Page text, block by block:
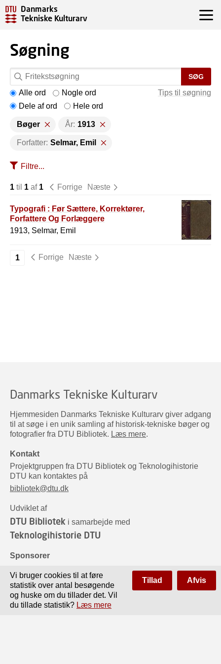
Danmarks
Tekniske Kulturarv
Søgning
SØG
Tips til søgning
Alle ord
Nogle ord
Dele af ord
Hele ord
Bøger År: 1913
Forfatter: Selmar, Emil
Filtre...
1 til 1 af 1 Forrige Næste
Typografi : Før Sættere, Korrektører,
Forfattere Og Forlæggere
1913, Selmar, Emil
1 Forrige Næste
Danmarks Tekniske Kulturarv
Hjemmesiden Danmarks Tekniske Kulturarv giver adgang
til at søge i en unik samling af historisk-tekniske bøger og
fotografier fra DTU Bibliotek. Læs mere.
Kontakt
Projektgruppen fra DTU Bibliotek og Teknologihistorie
DTU kan kontaktes på
bibliotek@dtu.dk
Udviklet af
DTU Bibliotek i samarbejde med
Teknologihistorie DTU
Sponsorer
Vi bruger cookies til at føre
statistik over antal besøgende
og huske om du tillader det. Vil
du tillade statistik? Læs mere
Tillad Afvis